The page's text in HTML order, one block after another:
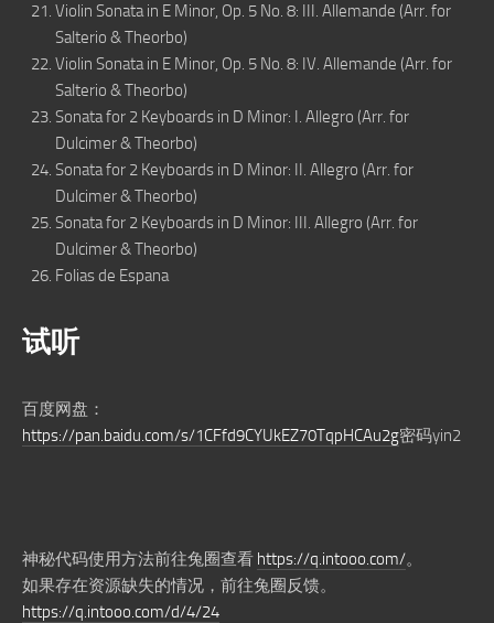
Violin Sonata in E Minor, Op. 5 No. 8: III. Allemande (Arr. for
Salterio & Theorbo)
Violin Sonata in E Minor, Op. 5 No. 8: IV. Allemande (Arr. for
Salterio & Theorbo)
Sonata for 2 Keyboards in D Minor: I. Allegro (Arr. for
Dulcimer & Theorbo)
Sonata for 2 Keyboards in D Minor: II. Allegro (Arr. for
Dulcimer & Theorbo)
Sonata for 2 Keyboards in D Minor: III. Allegro (Arr. for
Dulcimer & Theorbo)
Folias de Espana
试听
百度网盘：
https://pan.baidu.com/s/1CFfd9CYUkEZ70TqpHCAu2g密码yin2
神秘代码使用方法前往兔圈查看 https://q.intooo.com/。
如果存在资源缺失的情况，前往兔圈反馈。
https://q.intooo.com/d/4/24